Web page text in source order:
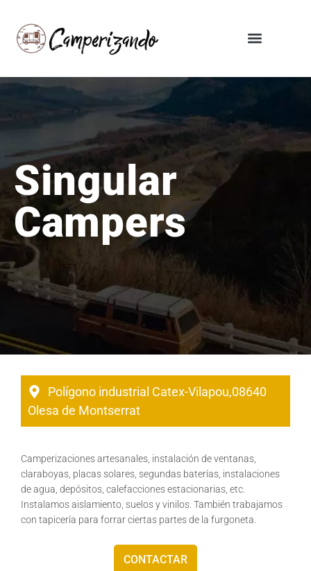
Singular
Campers
Polígono industrial Catex-Vilapou,08640
Olesa de Montserrat
Camperizaciones artesanales, instalación de ventanas,
claraboyas, placas solares, segundas baterías, instalaciones
de agua, depósitos, calefacciones estacionarias, etc.
Instalamos aislamiento, suelos y vinilos. También trabajamos
con tapicería para forrar ciertas partes de la furgoneta.
CONTACTAR